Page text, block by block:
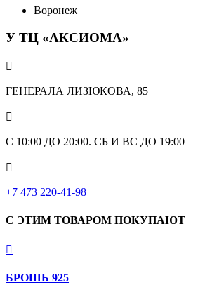
Воронеж
У ТЦ «АКСИОМА»

ГЕНЕРАЛА ЛИЗЮКОВА, 85

С 10:00 ДО 20:00. СБ И ВС ДО 19:00

+7 473 220-41-98
С ЭТИМ ТОВАРОМ ПОКУПАЮТ

БРОШЬ 925